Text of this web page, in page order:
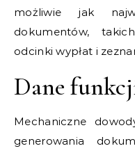
możliwie jak
dokumentów,
odcinki wypłat i
Dane
Mechaniczne
generowania